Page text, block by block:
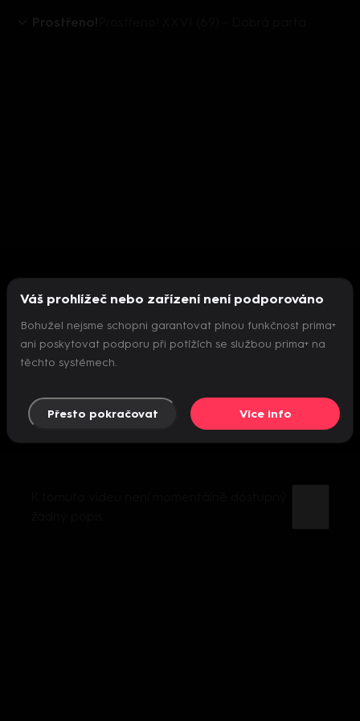
Prostřeno!
Nepodařilo se inicializovat přehrávač
Váš prohlížeč nebo zařízení není podporováno
Bohužel nejsme schopni garantovat plnou funkčnost prima+
ani poskytovat podporu při potížích se službou prima+ na
těchto systémech.
Přesto pokračovat Více info